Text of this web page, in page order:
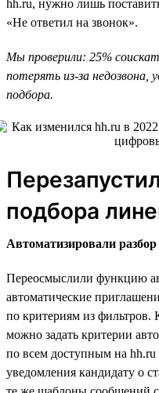
hh.ru, нужно лишь
«Не ответил на звонок».
Мы проверили: 25%
потерять из-за недозвона,
подбора.
подбора
Автоматизировали
Переосмыслили функцию
автоматические
по критериям из
можно задать критерии
по всем доступным на
уведомления кандидату о